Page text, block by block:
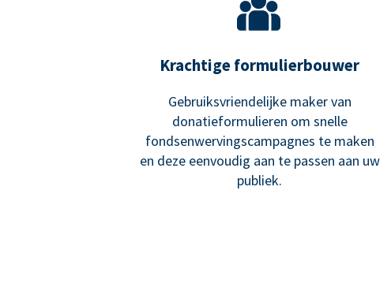
Krachtige formulierbouwer
Gebruiksvriendelijke maker van
donatieformulieren om snelle
fondsenwervingscampagnes te maken
en deze eenvoudig aan te passen aan uw
publiek.